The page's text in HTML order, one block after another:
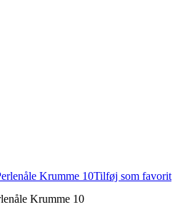
Tilføj som favorit
Krumme 10